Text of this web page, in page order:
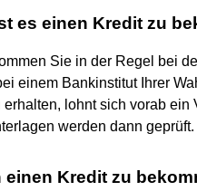
es einen Kredit zu
Sie in der Regel bei
einem Bankinstitut Ihrer
erhalten, lohnt sich vorab
werden dann geprüft.
einen Kredit zu